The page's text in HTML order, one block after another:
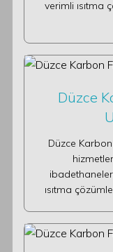
verimli ısıtma
Düzce
Düzce
ısıtma